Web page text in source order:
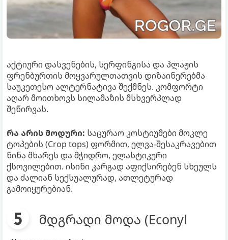
აქტიური დასვენების, სერფინგისა და პლაჟის
ფრენბურთის მოყვარულთათვის დიზაინერებმა
საუკეთესო ალტერნატივა შექმნეს. კომფორტი
აღარ მოითხოვს სილამაზის მსხვერპლად
შეწირვას.
რა არის მოდური: საცურაო კოსტიუმები მოკლე
ტოპების (Crop tops) ფორმით, ელვა-შესაკრავებით
წინა მხარეს და მჭიდრო, ელასტიკური
ქსოვილებით. ისინი კარგად აფიქსირებენ სხეულს
და ძალიან სექსუალურად, ათლეტურად
გამოიყურებიან.
მდგრადი მოდა (Econyl